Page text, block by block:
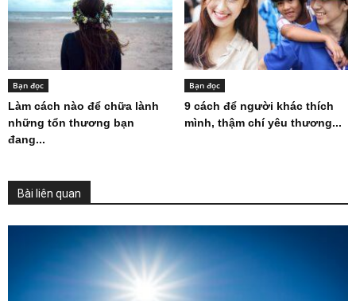
Bạn đọc
Làm cách nào để chữa lành
những tổn thương bạn
đang...
Bạn đọc
9 cách để người khác thích
mình, thậm chí yêu thương...
Bài liên quan